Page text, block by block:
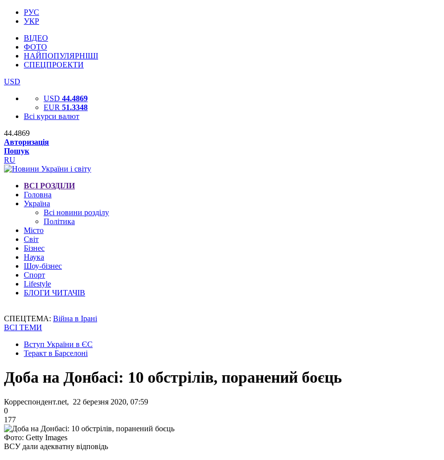
РУС
УКР
ВІДЕО
ФОТО
НАЙПОПУЛЯРНІШІ
СПЕЦПРОЕКТИ
USD
USD 44.4869
EUR 51.3348
Всі курси валют
44.4869
Авторизація
Пошук
RU
ВСІ РОЗДІЛИ
Головна
Україна
Всі новини розділу
Політика
Місто
Світ
Бізнес
Наука
Шоу-бізнес
Спорт
Lifestyle
БЛОГИ ЧИТАЧІВ
СПЕЦТЕМА: Війна в Ірані
ВСІ ТЕМИ
Вступ України в ЄС
Теракт в Барселоні
Доба на Донбасі: 10 обстрілів, поранений боєць
Корреспондент.net, 22 березня 2020, 07:59
0
177
Фото: Getty Images
ВСУ дали адекватну відповідь